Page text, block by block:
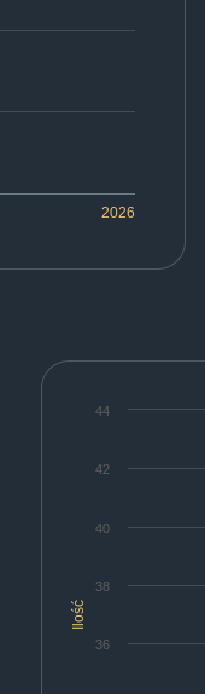
2026
Ilość
36
38
40
42
44